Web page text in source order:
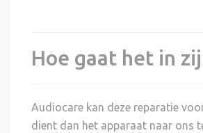
Hoe gaat het in
Audiocare kan deze reparatie
dient dan het apparaat naar ons